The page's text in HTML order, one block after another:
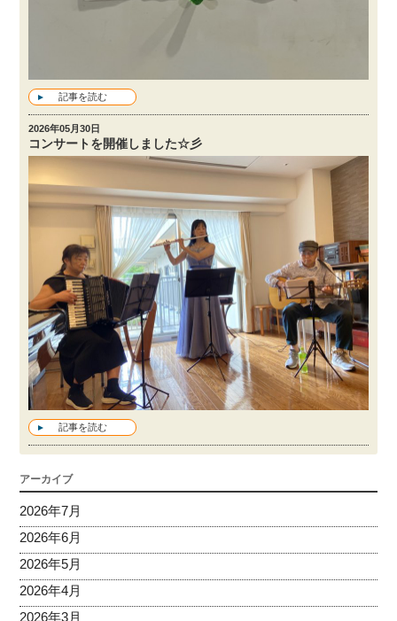
記事を読む
2026年05月30日
コンサートを開催しました☆彡
記事を読む
アーカイブ
2026年7月
2026年6月
2026年5月
2026年4月
2026年3月